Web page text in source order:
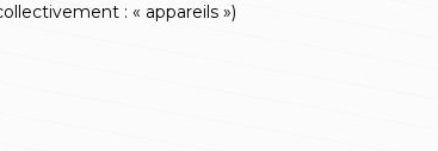
: « appareils »)